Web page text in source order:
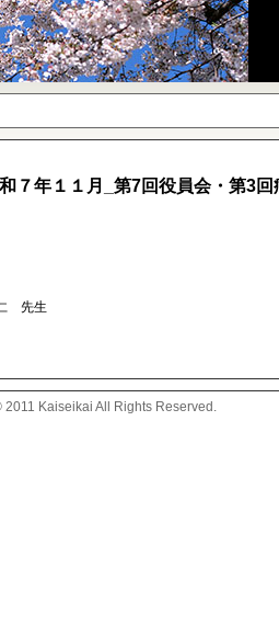
役員会・第3回病実研・懇親会開催のお知らせ
７年１１月_第7回役員会・第3
先生
Kaiseikai All Rights Reserved.